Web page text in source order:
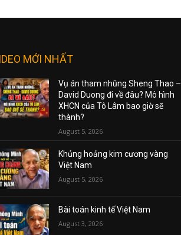
MỚI NHẤT
Vụ án tham nhũng Sheng Thao –
David Duong đi về đâu? Mô hình
XHCN của Tô Lâm bao giờ sẽ
thành?
August 5, 2026
Khủng hoảng kim cương vàng
Việt Nam
August 5, 2026
Bài toán kinh tế Việt Nam
August 3, 2026